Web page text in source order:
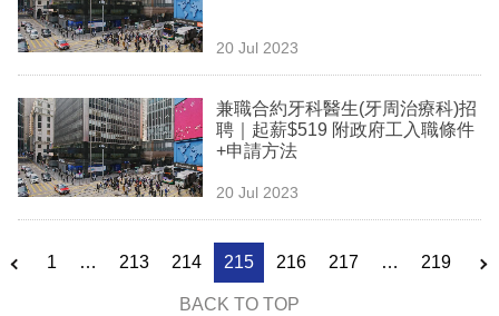
20 Jul 2023
兼職合約牙科醫生(牙周治療科)招
聘｜起薪$519 附政府工入職條件
+申請方法
20 Jul 2023
1 … 213 214 215 216 217 … 219
BACK TO TOP